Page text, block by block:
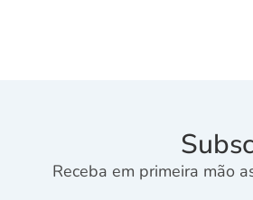
Receba em primeira mão